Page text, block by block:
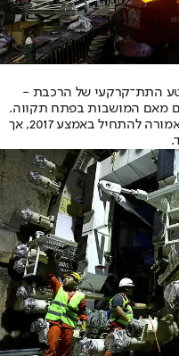
התת־קרקעי של הרכבת -
מאם המושבות בפתח תקווה.
על פי לוח הזמנים של הפרויקט, החפירה אמורה להתחיל באמצע 2017, אך